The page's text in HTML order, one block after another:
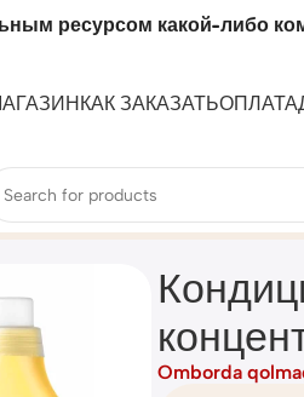
ресурсом какой-либо
КАК ЗАКАЗАТЬОПЛАТА
«EVA» golden elixir
Omborda